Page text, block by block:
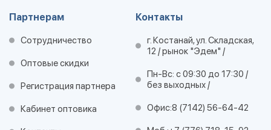
Партнерам
Сотрудничество
Оптовые скидки
Регистрация партнера
Кабинет оптовика
Контакты
г. Костанай, ул. Складская,
12 / рынок "Эдем" /
Пн-Вс: с 09:30 до 17:30 /
без выходных /
Офис:8 (7142) 56-64-42